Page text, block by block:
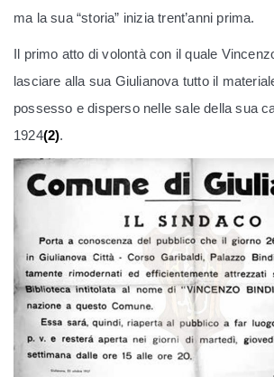
ma la sua “storia” inizia trent’anni prima.
Il primo atto di volontà con il quale
lasciare alla sua Giulianova tutto il
possesso e disperso nelle sale della sua
1924(2).